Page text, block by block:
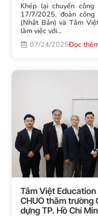
Khép lại chuyến
17/7/2025, đoàn
(Nhật Bản) và Tâm
làm việc với...
07/24/2025Đọc
Tâm Việt
CHUO thăm trường
dựng TP. Hồ Chí